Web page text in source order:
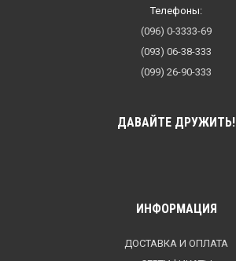
Телефоны:
(096) 0-3333-69
(093) 06-38-333
(099) 26-90-333
ДАВАЙТЕ ДРУЖИТЬ!
ИНФОРМАЦИЯ
ДОСТАВКА И ОПЛАТА